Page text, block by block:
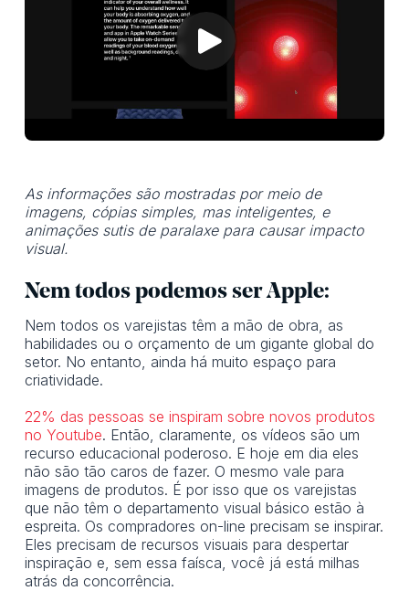
As informações são mostradas por meio de
imagens, cópias simples, mas inteligentes, e
animações sutis de paralaxe para causar impacto
visual.
Nem todos podemos ser Apple:
Nem todos os varejistas têm a mão de obra, as
habilidades ou o orçamento de um gigante global do
setor. No entanto, ainda há muito espaço para
criatividade.
22% das pessoas se inspiram sobre novos produtos
no Youtube. Então, claramente, os vídeos são um
recurso educacional poderoso. E hoje em dia eles
não são tão caros de fazer. O mesmo vale para
imagens de produtos. É por isso que os varejistas
que não têm o departamento visual básico estão à
espreita. Os compradores on-line precisam se inspirar.
Eles precisam de recursos visuais para despertar
inspiração e, sem essa faísca, você já está milhas
atrás da concorrência.